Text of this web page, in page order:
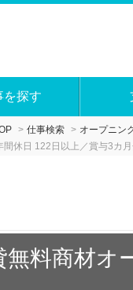
を探す
仕事検索
オープニン
休日 122日以上／賞与3カ
料商材オ